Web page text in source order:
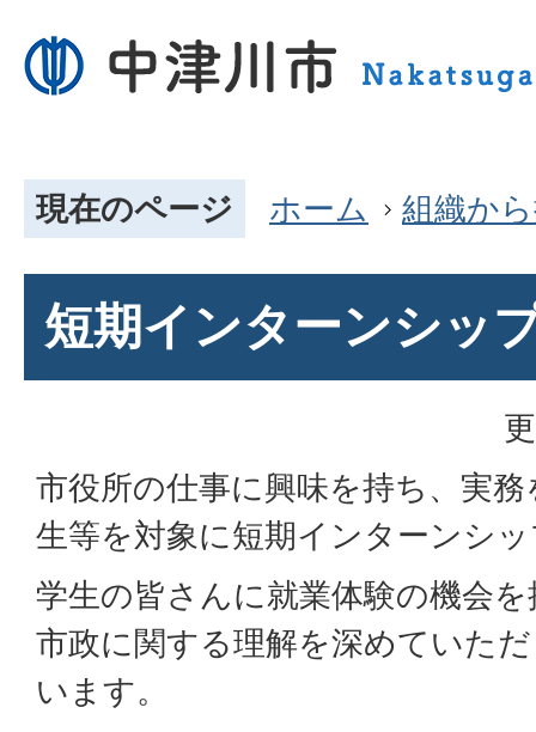
現在のページ ホーム 組織か
短期インターンシッ
市役所の仕事に興味を持ち、実
生等を対象に短期インターンシ
学生の皆さんに就業体験の機会
市政に関する理解を深めていた
います。